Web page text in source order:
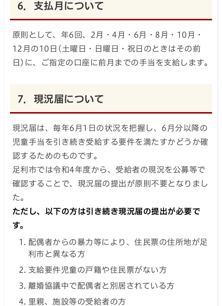
6．支払月について
原則として、年6回、2月・4月・6月・8月・10月・
12月の10日(土曜日・日曜日・祝日のときはその前
日)に、ご指定の口座に前月までの手当を支給します。
7．現況届について
現況届は、毎年6月1日の状況を把握し、6月分以降の
児童手当を引き続き受給する要件を満たすかどうか確
認するためのものです。
足利市では令和4年度から、受給者の現況を公募等で
確認することで、現況届の提出が原則不要となりまし
た。
ただし、以下の方は引き続き現況届の提出が必要で
す。
配偶者からの暴力等により、住民票の住所地が足
利市と異なる方
支給要件児童の戸籍や住民票がない方
離婚協議中で配偶者と別居されている方
里親、施設等の受給者の方